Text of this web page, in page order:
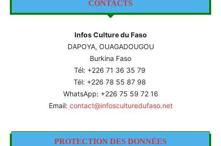
CONTACTS
Infos Culture du Faso
DAPOYA, OUAGADOUGOU
Burkina Faso
Tél: +226 71 36 35 79
Tél: +226 78 55 87 98
WhatsApp: +226 75 59 72 16
Email: contact@infosculturedufaso.net
PROTECTION DES DONNÉES